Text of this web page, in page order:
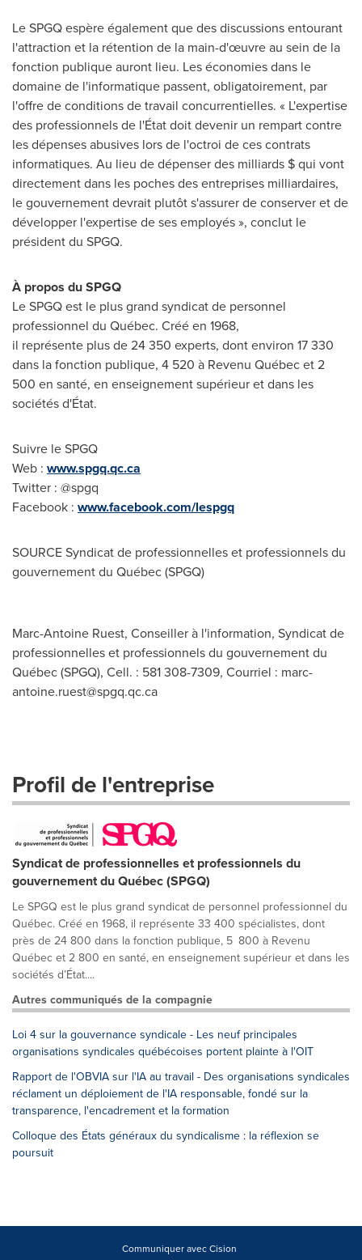
Le SPGQ espère également que des discussions entourant
l'attraction et la rétention de la main-d'œuvre au sein de la
fonction publique auront lieu. Les économies dans le
domaine de l'informatique passent, obligatoirement, par
l'offre de conditions de travail concurrentielles. « L'expertise
des professionnels de l'État doit devenir un rempart contre
les dépenses abusives lors de l'octroi de ces contrats
informatiques. Au lieu de dépenser des milliards $ qui vont
directement dans les poches des entreprises milliardaires,
le gouvernement devrait plutôt s'assurer de conserver et de
développer l'expertise de ses employés », conclut le
président du SPGQ.
À propos du SPGQ
Le SPGQ est le plus grand syndicat de personnel
professionnel du Québec. Créé en 1968,
il représente plus de 24 350 experts, dont environ 17 330
dans la fonction publique, 4 520 à Revenu Québec et 2
500 en santé, en enseignement supérieur et dans les
sociétés d'État.
Suivre le SPGQ
Web : www.spgq.qc.ca
Twitter : @spgq
Facebook : www.facebook.com/lespgq
SOURCE Syndicat de professionnelles et professionnels du
gouvernement du Québec (SPGQ)
Marc-Antoine Ruest, Conseiller à l'information, Syndicat de
professionnelles et professionnels du gouvernement du
Québec (SPGQ), Cell. : 581 308-7309, Courriel : marc-
antoine.ruest@spgq.qc.ca
Profil de l'entreprise
Syndicat de professionnelles et professionnels du
gouvernement du Québec (SPGQ)
Le SPGQ est le plus grand syndicat de personnel professionnel du
Québec. Créé en 1968, il représente 33 400 spécialistes, dont
près de 24 800 dans la fonction publique, 5 800 à Revenu
Québec et 2 800 en santé, en enseignement supérieur et dans les
sociétés d’État....
Autres communiqués de la compagnie
Loi 4 sur la gouvernance syndicale - Les neuf principales
organisations syndicales québécoises portent plainte à l'OIT
Rapport de l'OBVIA sur l'IA au travail - Des organisations syndicales
réclament un déploiement de l'IA responsable, fondé sur la
transparence, l'encadrement et la formation
Colloque des États généraux du syndicalisme : la réflexion se
poursuit
Communiquer avec Cision